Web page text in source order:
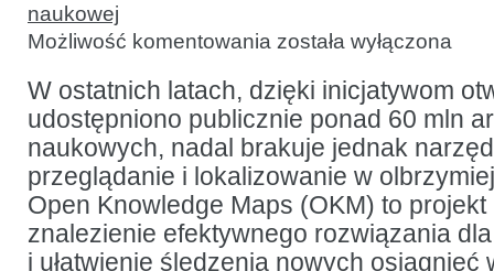
naukowej
Możliwość komentowania Open
Knowledge
tworzenie
wizualnego
interfejsu
światowej
wiedzy
naukowej
została wyłączona
W ostatnich latach, dzięki inicjatywom
udostępniono publicznie ponad 60 mln
naukowych, nadal brakuje jednak
przeglądanie i lokalizowanie w
Open Knowledge Maps (OKM) to
znalezienie efektywnego rozwiązania
i ułatwienie śledzenia nowych osiągnięć